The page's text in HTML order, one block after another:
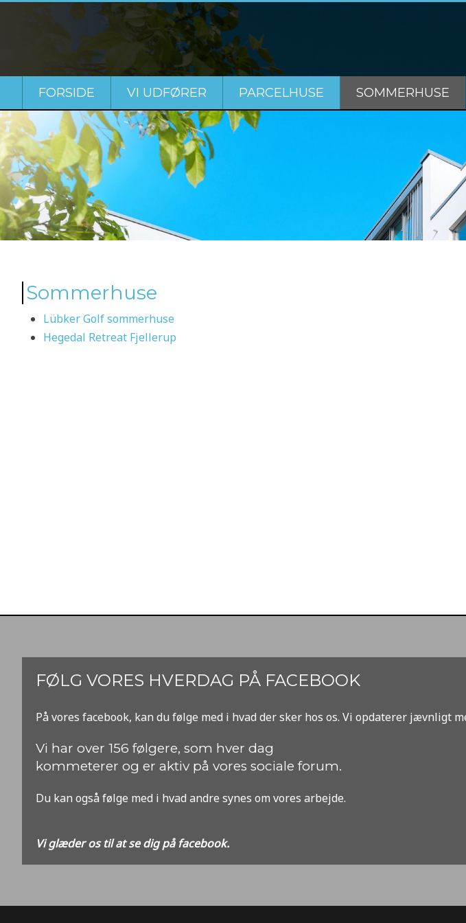
FORSIDE VI UDFØRER PARCELHUSE SOMMERHUSE
Sommerhuse
Lübker Golf sommerhuse
Hegedal Retreat Fjellerup
FØLG VORES HVERDAG PÅ FACEBOOK
​På vores facebook, kan du følge med i hvad der sker hos os. Vi opdaterer jævnligt
​Vi har over 156 følgere, som hver dag
kommeterer og er aktiv på vores sociale forum.
Du kan også følge med i hvad andre synes om vores arbejde.
Vi glæder os til at se dig på facebook.